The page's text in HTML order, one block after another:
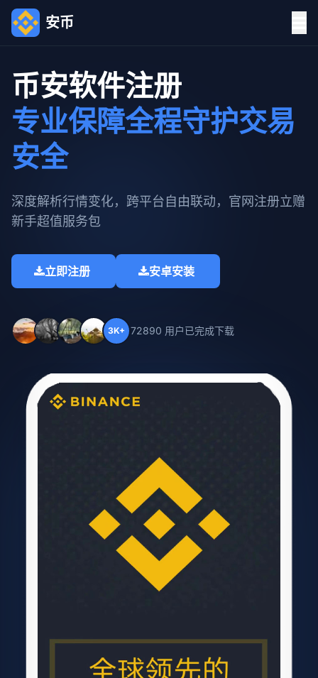
安币
币安软件注册
专业保障全程守护交易
安全
深度解析行情变化，跨平台自由联动，官网注册立赠
新手超值服务包​
立即注册 安卓安装
3K+ 72890 用户已完成下载